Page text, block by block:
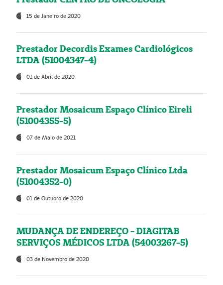
15 de Janeiro de 2020
Prestador Decordis Exames Cardiológicos
LTDA (51004347-4)
01 de Abril de 2020
Prestador Mosaicum Espaço Clínico Eireli
(51004355-5)
07 de Maio de 2021
Prestador Mosaicum Espaço Clínico Ltda
(51004352-0)
01 de Outubro de 2020
MUDANÇA DE ENDEREÇO - DIAGITAB
SERVIÇOS MÉDICOS LTDA (54003267-5)
03 de Novembro de 2020